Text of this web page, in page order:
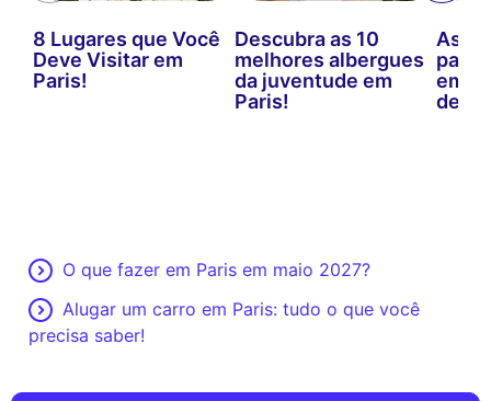
8 Lugares que Você
Deve Visitar em
Paris!
Descubra as 10
melhores albergues
da juventude em
Paris!
As
para
em
O que fazer em Paris em maio 2027?
Alugar um carro em Paris: tudo o que você
precisa saber!